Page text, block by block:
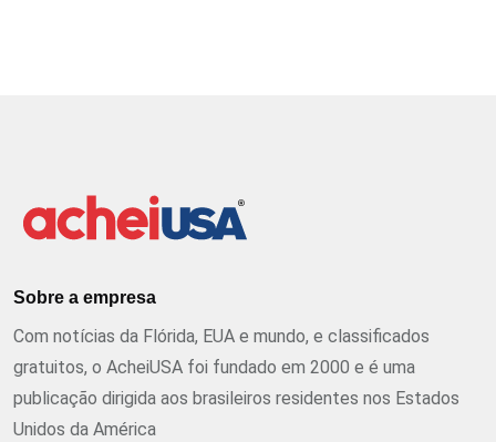
Sobre a empresa
Com notícias da Flórida, EUA e mundo, e classificados
gratuitos, o AcheiUSA foi fundado em 2000 e é uma
publicação dirigida aos brasileiros residentes nos Estados
Unidos da América